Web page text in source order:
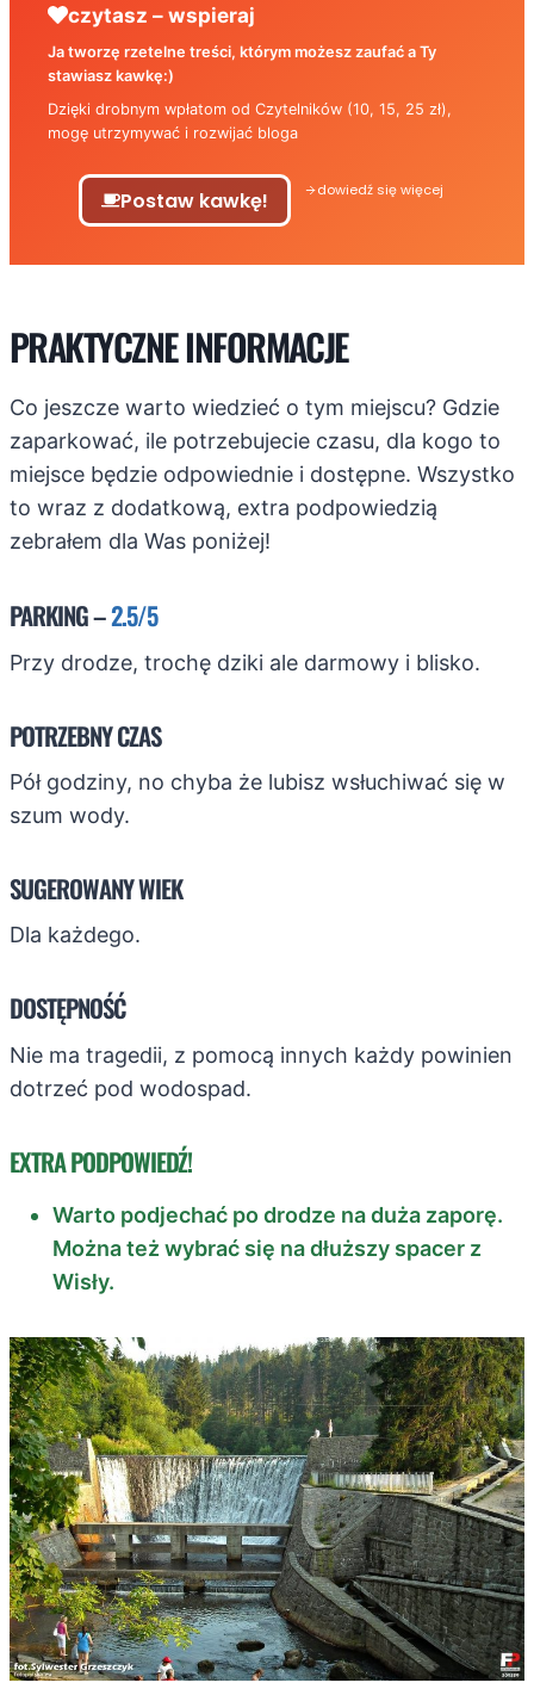
czytasz – wspieraj
Ja tworzę rzetelne treści, którym możesz zaufać a Ty
stawiasz kawkę:)
Dzięki drobnym wpłatom od Czytelników (10, 15, 25 zł),
mogę utrzymywać i rozwijać bloga
Postaw kawkę! dowiedź się więcej
PRAKTYCZNE INFORMACJE
Co jeszcze warto wiedzieć o tym miejscu? Gdzie
zaparkować, ile potrzebujecie czasu, dla kogo to
miejsce będzie odpowiednie i dostępne. Wszystko
to wraz z dodatkową, extra podpowiedzią
zebrałem dla Was poniżej!
PARKING –2.5/5
Przy drodze, trochę dziki ale darmowy i blisko.
POTRZEBNY CZAS
Pół godziny, no chyba że lubisz wsłuchiwać się w
szum wody.
SUGEROWANY WIEK
Dla każdego.
DOSTĘPNOŚĆ
Nie ma tragedii, z pomocą innych każdy powinien
dotrzeć pod wodospad.
EXTRA PODPOWIEDŹ!
Warto podjechać po drodze na duża zaporę.
Można też wybrać się na dłuższy spacer z
Wisły.